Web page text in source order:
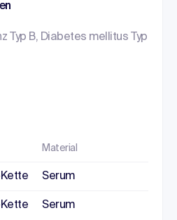
Typ B, Diabetes mellitus Typ
Material
Serum
Serum